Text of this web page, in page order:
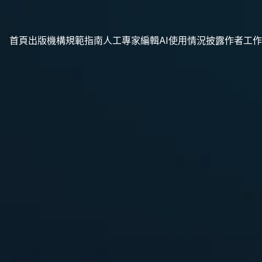
首頁出版機構規範指南人工專家編輯AI使用情況披露作者工